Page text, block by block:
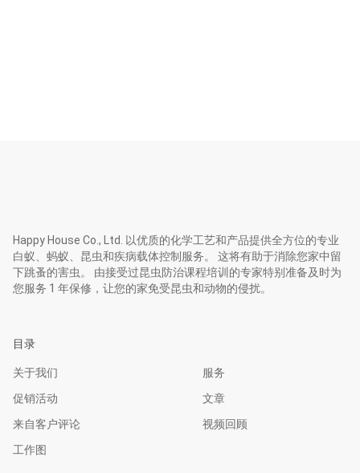
Happy House Co., Ltd. 以优质的化学工艺和产品提供全方位的专业
白蚁、蚂蚁、昆虫和疾病载体控制服务。 这将有助于消除您家中留
下跳蚤的害虫。 由接受过昆虫防治课程培训的专家特别准备及时为
您服务 1 年保修，让您的家免受昆虫和动物的侵扰。
目录
关于我们
服务
促销活动
文章
来自客户评论
视频回顾
工作图